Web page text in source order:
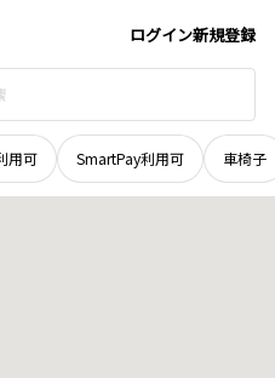
ログイン新規登録
用可 SmartPay利用可 車椅子